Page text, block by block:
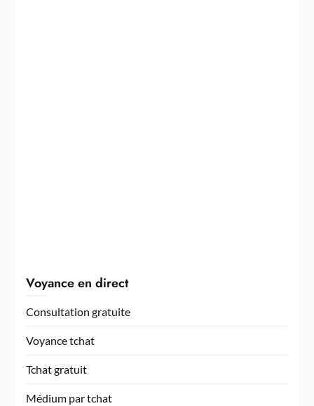
Voyance en direct
Consultation gratuite
Voyance tchat
Tchat gratuit
Médium par tchat